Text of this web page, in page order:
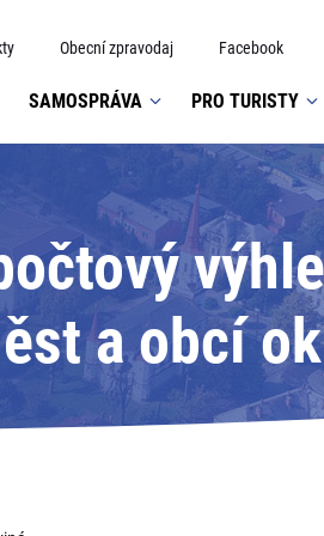
Obecní zpravodaj Facebook
SAMOSPRÁVA PRO TURISTY
a obcí